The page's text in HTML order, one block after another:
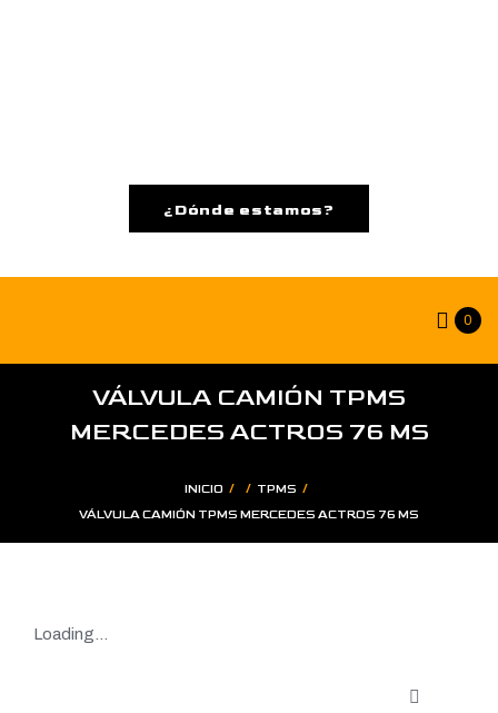
¿Dónde estamos?
0
VÁLVULA CAMIÓN TPMS
MERCEDES ACTROS 76 MS
INICIO / / TPMS /
VÁLVULA CAMIÓN TPMS MERCEDES ACTROS 76 MS
Loading...